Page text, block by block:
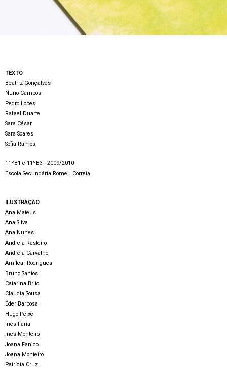
TEXTO
Beatriz Gonçalves
Nuno Campos
Pedro Lopes
Rafael Duarte
Sara César
Sara Soares
Sofia Ramos
11ºB1 e 11ºB3 | 2009/2010
Escola Secundária Romeu Correia
ILUSTRAÇÃO
Ana Mateus
Ana Silva
Ana Nunes
Andreia Rasteiro
Andreia Carvalho
Amílcar Rodrigues
Bruno Santos
Catarina Brito
Cláudia Sousa
Éder Barbosa
Hugo Peixe
Inês Faria
Inês Monteiro
Joana Fanico
Joana Monteiro
Patrícia Cruz